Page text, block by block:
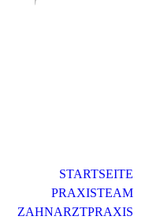
STARTSEITE
PRAXISTEAM
ZAHNARZTPRAXIS